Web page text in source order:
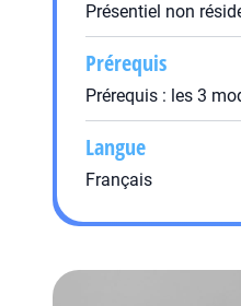
Présentiel non
Prérequis
Prérequis : les 3
Langue
Français